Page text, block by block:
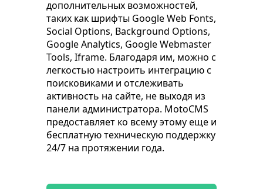
дополнительных возможностей,
таких как шрифты Google Web Fonts,
Social Options, Background Options,
Google Analytics, Google Webmaster
Tools, Iframe. Благодаря им, можно с
легкостью настроить интеграцию с
поисковиками и отслеживать
активность на сайте, не выходя из
панели администратора. MotoCMS
предоставляет ко всему этому еще и
бесплатную техническую поддержку
24/7 на протяжении года.